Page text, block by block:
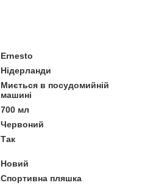
Ernesto
Нідерланди
Миється в посудомийній
машині
700 мл
Червоний
Так
Новий
Спортивна пляшка